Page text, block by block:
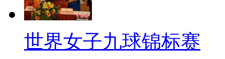
世界女子九球锦标赛